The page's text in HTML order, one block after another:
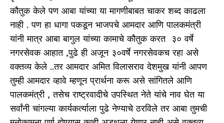
कौतुक केले पण आबा यांच्या या मागणीबाबत चाकर शब्द काढला
नाही . पण हा धागा पकडून भाजपचे आमदार आणि पालकमंत्री
यांनी मात्र आबा बागुल यांच्या कामाचे कौतुक करत ३० वर्षे
नगरसेवक आहात ,पुढे ही अजून ३०वर्षे नगरसेवकच रहा असे
वक्तव्य केले ..तर आमदार अमित विलासराव देशमुख यांनी आपण
तुम्ही आमदार व्हावे म्हणून प्रार्थना करू असे सांगितले आणि
पालकमंत्री , तसेच राष्ट्रवादीचे उपस्थित नेते यांचे नाव घेत या
सर्वांनी चांगल्या कार्यकर्त्याला पुढे नेण्याचे ठरविले तर आबा तुमची